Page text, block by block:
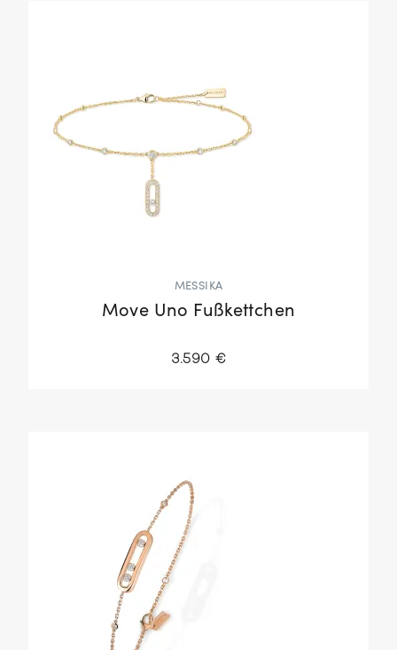
MESSIKA
Move Uno Fußkettchen
3.590 €